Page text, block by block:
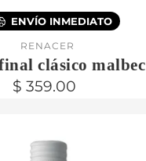
ENVÍO INMEDIATO
RENACER
clásico malbec
$ 359.00